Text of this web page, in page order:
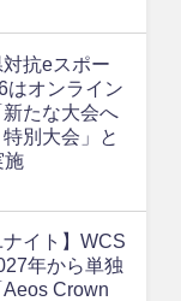
抗eスポー
はオンライン
たな大会へ
別大会」と
施
ナイト】WCS
年から単独
Crown